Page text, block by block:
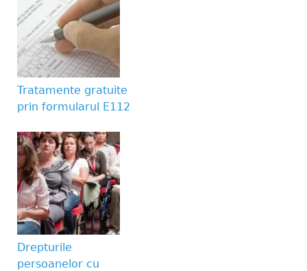
Tratamente gratuite
prin formularul E112
Drepturile
persoanelor cu